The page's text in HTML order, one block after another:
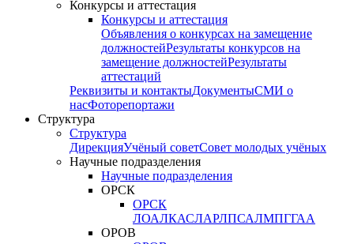
Конкурсы и аттестация
Конкурсы и аттестация
Объявления о конкурсах на замещение
должностейРезультаты конкурсов на
замещение должностейРезультаты
аттестаций
Реквизиты и контактыДокументыСМИ о
насФоторепортажи
Структура
Структура
ДирекцияУчёный советСовет молодых учёных
Научные подразделения
Научные подразделения
ОРСК
ОРСК
ЛОАЛКАСЛАРЛПСАЛМПГГАА
ОРОВ